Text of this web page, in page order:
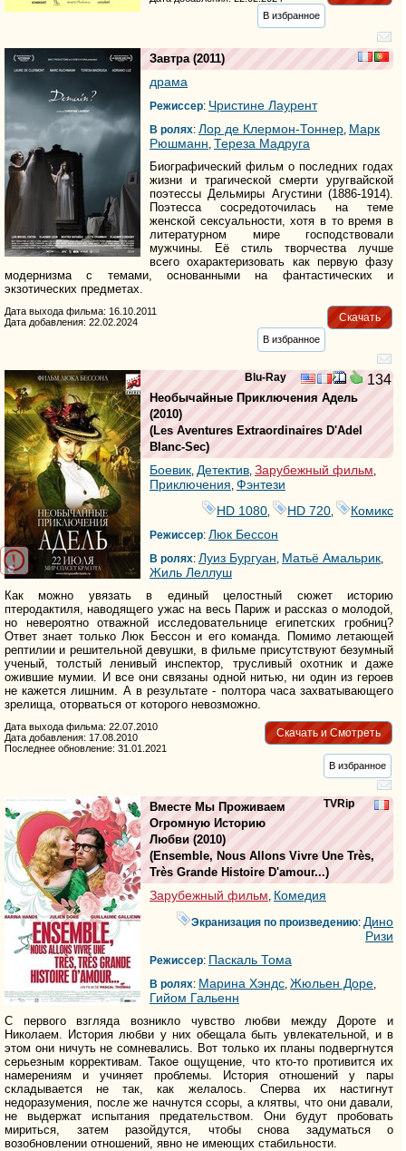
В избранное
Завтра(2011)
драма
Режиссер: Чристине Лаурент
В ролях: Лор де Клермон-Тоннер, Марк
Рюшманн, Тереза Мадруга
Биографический фильм о последних годах
жизни и трагической смерти уругвайской
поэтессы Дельмиры Агустини (1886-1914).
Поэтесса сосредоточилась на теме
женской сексуальности, хотя в то время в
литературном мире господствовали
мужчины. Её стиль творчества лучше
всего охарактеризовать как первую фазу
модернизма с темами, основанными на фантастических и
экзотических предметах.
Скачать
Дата выхода фильма: 16.10.2011
Дата добавления: 22.02.2024
В избранное
Blu-Ray 134
Необычайные Приключения Адель
(2010)
(Les Aventures Extraordinaires D'Adel
Blanc-Sec)
Боевик, Детектив, Зарубежный фильм,
Приключения, Фэнтези
HD 1080
HD 720 Комикс
Режиссер: Люк Бессон
В ролях: Луиз Бургуан, Матьё Амальрик,
Жиль Леллуш
Как можно увязать в единый целостный сюжет историю
птеродактиля, наводящего ужас на весь Париж и рассказ о молодой,
но невероятно отважной исследовательнице египетских гробниц?
Ответ знает только Люк Бессон и его команда. Помимо летающей
рептилии и решительной девушки, в фильме присутствуют безумный
ученый, толстый ленивый инспектор, трусливый охотник и даже
ожившие мумии. И все они связаны одной нитью, ни один из героев
не кажется лишним. А в результате - полтора часа захватывающего
зрелища, оторваться от которого невозможно.
Скачать и Смотреть
Дата выхода фильма: 22.07.2010
Дата добавления: 17.08.2010
Последнее обновление: 31.01.2021
В избранное
TVRip
Вместе Мы Проживаем
Огромную Историю
Любви (2010)
(Ensemble, Nous Allons Vivre Une Très,
Très Grande Histoire D'amour...)
Зарубежный фильм, Комедия
Экранизация по произведению:Дино
Ризи
Режиссер: Паскаль Тома
В ролях: Марина Хэндс, Жюльен Доре,
Гийом Гальенн
С первого взгляда возникло чувство любви между Дороте и
Николаем. История любви у них обещала быть увлекательной, и в
этом они ничуть не сомневались. Вот только их планы подвергнутся
серьезным коррективам. Такое ощущение, что кто-то противится их
намерениям и учиняет проблемы. История отношений у пары
складывается не так, как желалось. Сперва их настигнут
недоразумения, после же начнутся ссоры, а клятвы, что они давали,
не выдержат испытания предательством. Они будут пробовать
мириться, затем разойдутся, чтобы снова задуматься о
возобновлении отношений, явно не имеющих стабильности.